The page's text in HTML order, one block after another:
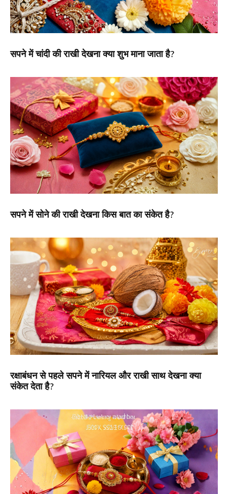
सपने में चांदी की राखी देखना क्या शुभ माना जाता है?
सपने में सोने की राखी देखना किस बात का संकेत है?
रक्षाबंधन से पहले सपने में नारियल और राखी साथ देखना क्या
संकेत देता है?